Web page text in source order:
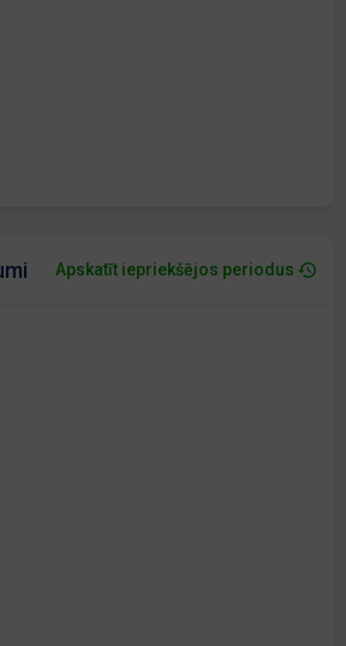
Apskatīt iepriekšējos periodus